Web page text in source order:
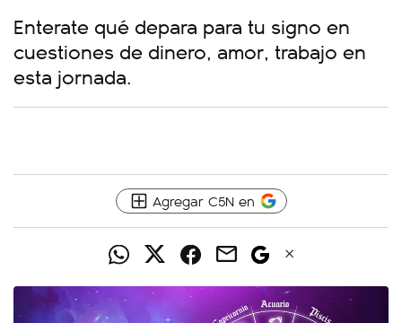
Enterate qué depara para tu signo en
cuestiones de dinero, amor, trabajo en
esta jornada.
Agregar C5N en